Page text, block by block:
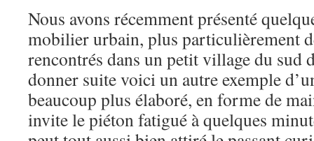
Nous avons récemment présenté
mobilier urbain, plus particulièrement
rencontrés dans un petit village du sud
donner suite voici un autre exemple
beaucoup plus élaboré, en forme de
invite le piéton fatigué à quelques